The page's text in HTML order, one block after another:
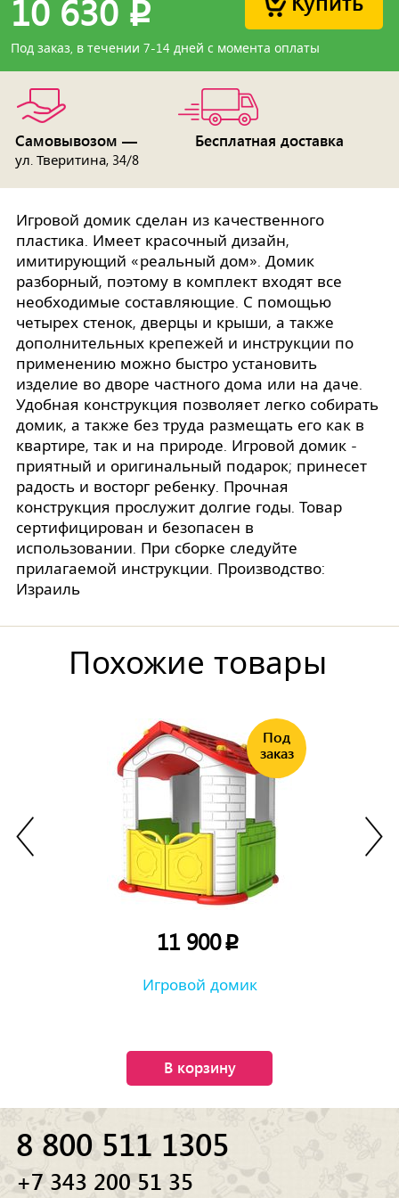
10 630 p
Под заказ, в течении 7-14 дней с момента оплаты
Самовывозом —
ул. Тверитина, 34/8
Бесплатная доставка
Игровой домик сделан из качественного
пластика. Имеет красочный дизайн,
имитирующий «реальный дом». Домик
разборный, поэтому в комплект входят все
необходимые составляющие. С помощью
четырех стенок, дверцы и крыши, а также
дополнительных крепежей и инструкции по
применению можно быстро установить
изделие во дворе частного дома или на даче.
Удобная конструкция позволяет легко собирать
домик, а также без труда размещать его как в
квартире, так и на природе. Игровой домик -
приятный и оригинальный подарок; принесет
радость и восторг ребенку. Прочная
конструкция прослужит долгие годы. Товар
сертифицирован и безопасен в
использовании. При сборке следуйте
прилагаемой инструкции. Производство:
Израиль
Похожие товары
11 900p
Игровой домик
В корзину
8 800 511 1305
+7 343 200 51 35